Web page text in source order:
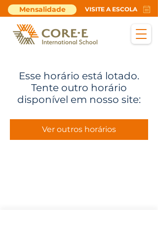
Mensalidade VISITE A ESCOLA
Esse horário está lotado.
Tente outro horário
disponível em nosso site:
Ver outros horários